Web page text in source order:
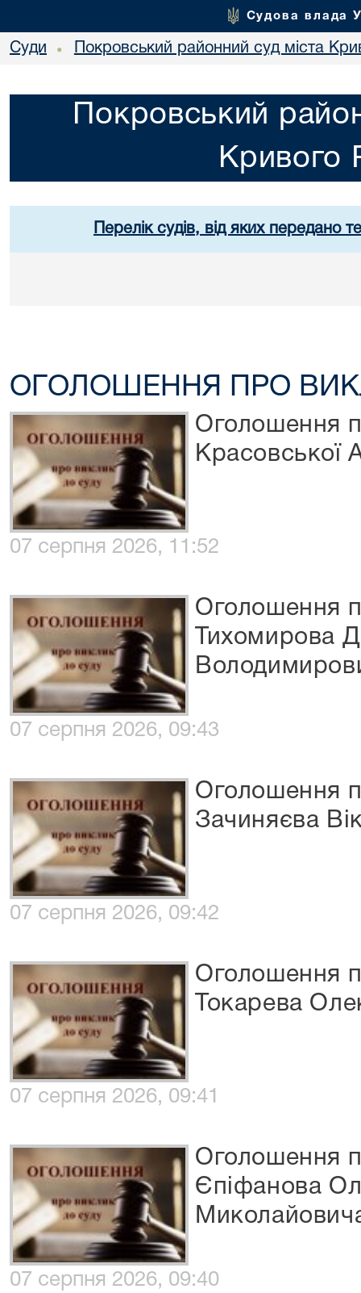
Судова влада
Суди • Покровський районний суд міста
Покровський
Кривого
Перелік судів, від яких передано
ОГОЛОШЕННЯ ПРО
Оголошення
Красовської
07 серпня 2026, 11:52
Оголошення
Тихомирова
07 серпня 2026, 09:43
Оголошення
Зачиняєва
07 серпня 2026, 09:42
Оголошення
Токарева
07 серпня 2026, 09:41
Оголошення
Єпіфанова
07 серпня 2026, 09:40